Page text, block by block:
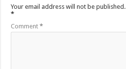
Your email address will not be published.
*
Comment*